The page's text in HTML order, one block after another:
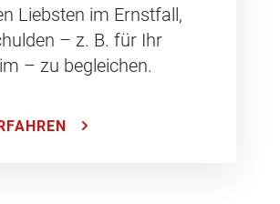
Liebsten im Ernstfall,
– z. B. für Ihr
– zu begleichen.